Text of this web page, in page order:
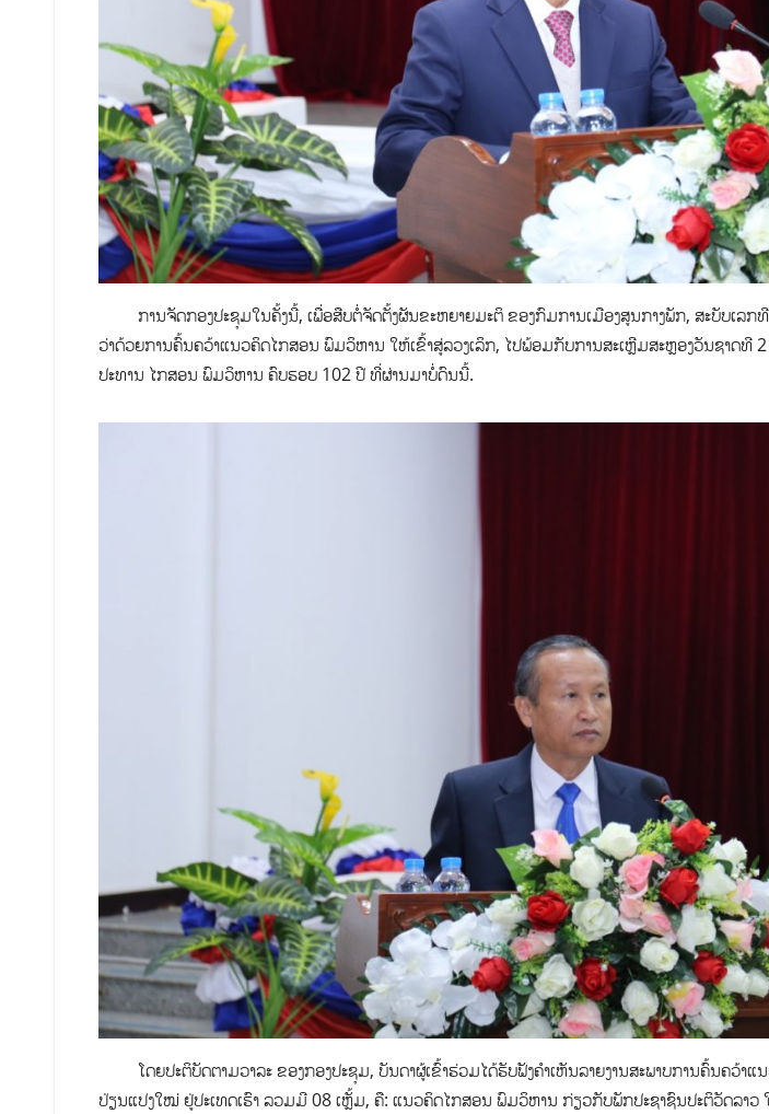
ການຈັດກອງປະຊຸມໃນຄັ້ງນີ້, ເພື່ອສືບຕໍ່ຈັດຕັ້ງຜັນຂະຫຍາຍມະຕິ ຂອງກົມການເມືອງສູນກາງພັກ, ສະບັບເລ
ວ່າດ້ວຍການຄົ້ນຄວ້າແນວຄິດໄກສອນ ພົມວິຫານ ໃຫ້ເຂົ້າສູ່ລວງເລິກ, ໄປພ້ອມກັບການສະເຫຼີມສະຫຼອງວັນຊາດທີ
ປະທານ ໄກສອນ ພົມວິຫານ ຄົບຮອບ 102 ປີ ທີ່ຜ່ານມາບໍ່ດົນນີ້.
ໂດຍປະຕິບັດຕາມວາລະ ຂອງກອງປະຊຸມ, ບັນດາຜູ້ເຂົ້າຮ່ວມໄດ້ຮັບຟັງຄຳເຫັນລາຍງານສະພາບການຄົ້ນຄວ້າ
ປ່ຽນແປງໃໝ່ ຢູ່ປະເທດເຮົາ ລວມມີ 08 ເຫຼັ້ມ, ຄື: ແນວຄິດໄກສອນ ພົມວິຫານ ກ່ຽວກັບພັກປະຊາຊົນປະຕິວັດລາ